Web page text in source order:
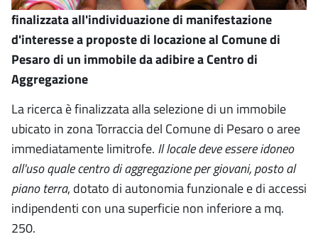
finalizzata all'individuazione di manifestazione
d'interesse a proposte di locazione al Comune di
Pesaro di un immobile da adibire a Centro di
Aggregazione
La ricerca è finalizzata alla selezione di un immobile
ubicato in zona Torraccia del Comune di Pesaro o aree
immediatamente limitrofe. Il locale deve essere idoneo
all'uso quale centro di aggregazione per giovani, posto al
piano terra, dotato di autonomia funzionale e di accessi
indipendenti con una superficie non inferiore a mq.
250.